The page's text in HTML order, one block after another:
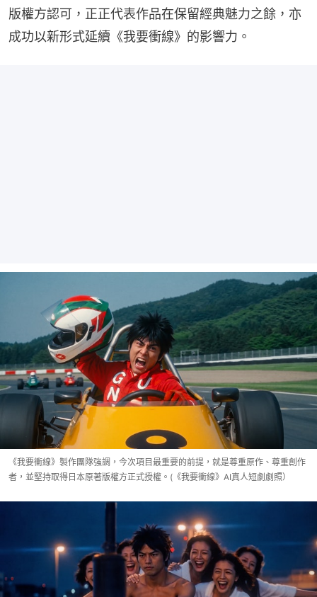
版權方認可，正正代表作品在保留經典魅力之餘，亦
成功以新形式延續《我要衝線》的影響力。
《我要衝線》製作團隊強調，今次項目最重要的前提，就是尊重原作、尊重創作
者，並堅持取得日本原著版權方正式授權。(《我要衝線》AI真人短劇劇照）